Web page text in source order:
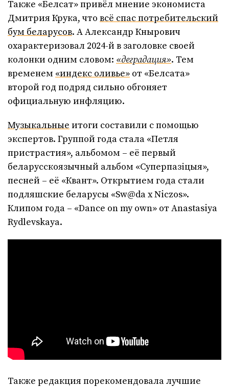
Также «Белсат» привёл мнение экономиста
Дмитрия Крука, что всё спас потребительский
бум беларусов. А Александр Кнырович
охарактеризовал 2024-й в заголовке своей
колонки одним словом: «деградация». Тем
временем «индекс оливье» от «Белсата»
второй год подряд сильно обгоняет
официальную инфляцию.
Музыкальные итоги составили с помощью
экспертов. Группой года стала «Петля
пристрастия», альбомом – её первый
беларусскоязычный альбом «Суперпазіцыя»,
песней – её «Квант». Открытием года стали
подляшские беларусы «Sw@da x Niczos».
Клипом года – «Dance on my own» от Anastasiya
Rydlevskaya.
Также редакция порекомендовала лучшие